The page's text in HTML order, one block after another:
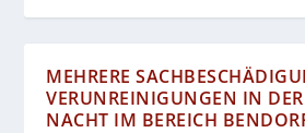
MEHRERE
VERUNREINIGUNGEN IN
NACHT IM BEREICH